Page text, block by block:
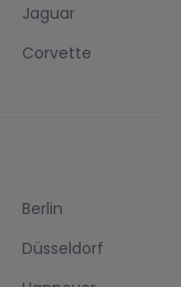
Jaguar
Corvette
Berlin
Düsseldorf